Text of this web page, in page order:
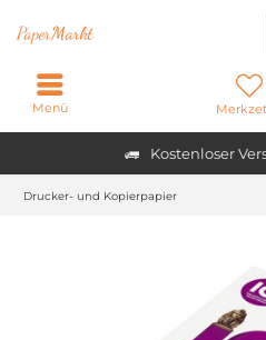
Kostenloser
PaperMarkt
Menü
Drucker- und Kopierpapier